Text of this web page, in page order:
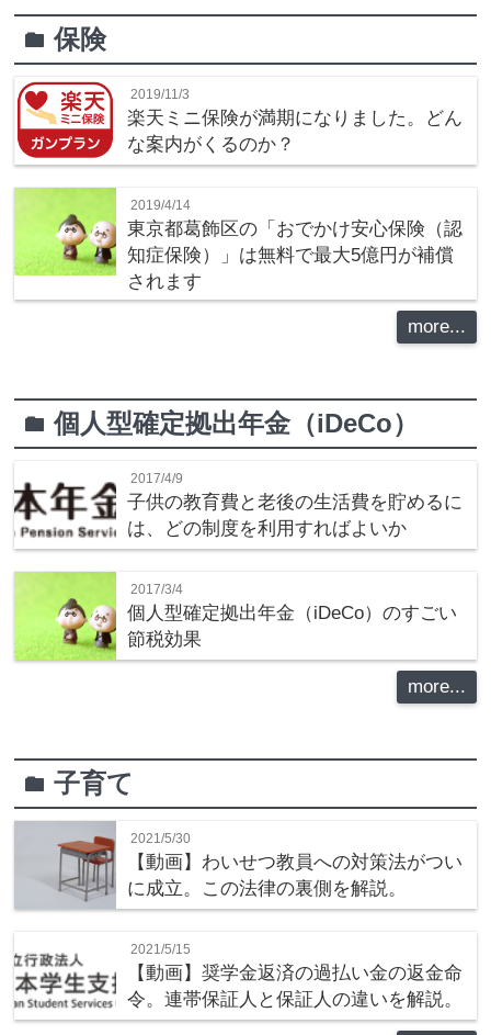
folder保険
2019/11/3
楽天ミニ保険が満期になりました。どん
な案内がくるのか？
2019/4/14
東京都葛飾区の「おでかけ安心保険（認
知症保険）」は無料で最大5億円が補償
されます
more...
folder個人型確定拠出年金（iDeCo）
2017/4/9
子供の教育費と老後の生活費を貯めるに
は、どの制度を利用すればよいか
2017/3/4
個人型確定拠出年金（iDeCo）のすごい
節税効果
more...
folder子育て
2021/5/30
【動画】わいせつ教員への対策法がつい
に成立。この法律の裏側を解説。
2021/5/15
【動画】奨学金返済の過払い金の返金命
令。連帯保証人と保証人の違いを解説。